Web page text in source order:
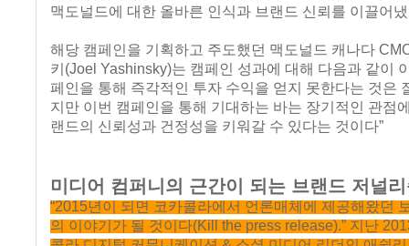
맥도널드에 대한 올바른 인식과 브랜드 신뢰를 이끌어
해당 캠페인을 기획하고 주도했던 맥도널드 캐나다
키(Joel Yashinsky)는 캠페인 성과에 대해 다음과 같이
페인을 통해 즉각적인 투자 수익을 얻지 못한다는 것은
지만 이번 캠페인을 통해 기대하는 바는 장기적인 관점
랜드의 신뢰성과 건정성을 키워갈 수 있다는 것이다”
미디어 컴퍼니의 근간이 되는 브랜드 저널
“2015년이 되면 코카콜라에서 언론매체에 제공해왔던
의 이야기가 될 것이다(Kill the press release).” 지난